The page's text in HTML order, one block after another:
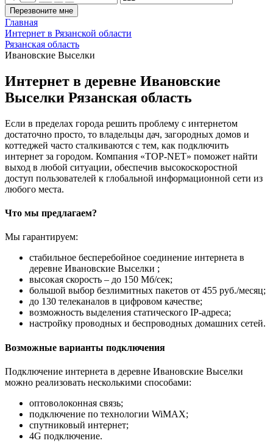
Перезвоните мне
Главная
Интернет в Рязанской области
Рязанская область
Ивановские Выселки
Интернет в деревне Ивановские
Выселки Рязанская область
Если в пределах города решить проблему с интернетом
достаточно просто, то владельцы дач, загородных домов и
коттеджей часто сталкиваются с тем, как подключить
интернет за городом. Компания «TOP-NET» поможет найти
выход в любой ситуации, обеспечив высокоскоростной
доступ пользователей к глобальной информационной сети из
любого места.
Что мы предлагаем?
Мы гарантируем:
стабильное бесперебойное соединение интернета в
деревне Ивановские Выселки ;
высокая скорость – до 150 Мб/сек;
большой выбор безлимитных пакетов от 455 руб./месяц;
до 130 телеканалов в цифровом качестве;
возможность выделения статического IP-адреса;
настройку проводных и беспроводных домашних сетей.
Возможные варианты подключения
Подключение интернета в деревне Ивановские Выселки
можно реализовать несколькими способами:
оптоволоконная связь;
подключение по технологии WiMAX;
спутниковый интернет;
4G подключение.